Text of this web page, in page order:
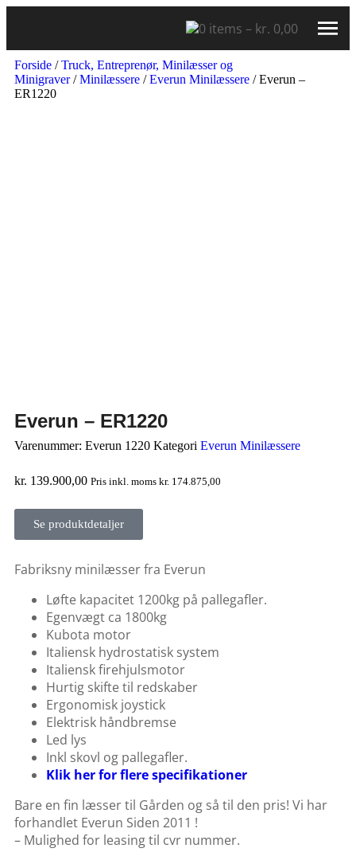
0 items – kr. 0,00
Forside /Truck, Entreprenør, Minilæsser og
Minigraver/Minilæssere /Everun Minilæssere / Everun –
ER1220
Everun – ER1220
Varenummer: Everun 1220 Kategori Everun Minilæssere
kr. 139.900,00 Pris inkl. moms kr. 174.875,00
Se produktdetaljer
Fabriksny minilæsser fra Everun
Løfte kapacitet 1200kg på pallegafler.
Egenvægt ca 1800kg
Kubota motor
Italiensk hydrostatisk system
Italiensk firehjulsmotor
Hurtig skifte til redskaber
Ergonomisk joystick
Elektrisk håndbremse
Led lys
Inkl skovl og pallegafler.
Klik her for flere specifikationer
Bare en fin læsser til Gården og så til den pris! Vi har
forhandlet Everun Siden 2011 !
– Mulighed for leasing til cvr nummer.